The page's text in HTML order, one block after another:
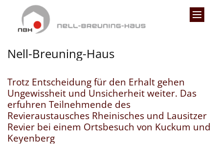
Zum Inhalt springen
Nell-Breuning-Haus
Trotz Entscheidung für den Erhalt gehen
Ungewissheit und Unsicherheit weiter. Das
erfuhren Teilnehmende des
Revieraustausches Rheinisches und Lausitzer
Revier bei einem Ortsbesuch von Kuckum und
Keyenberg: